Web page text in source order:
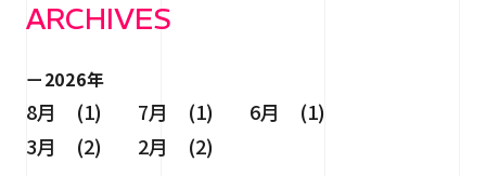
ARCHIVES
2026年
8月 (1) 7月 (1)
6月 (1)
3月 (2)
2月 (2)